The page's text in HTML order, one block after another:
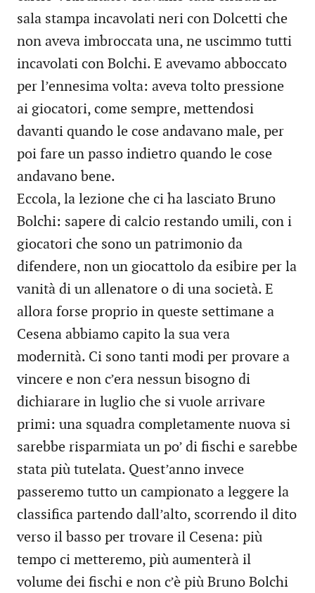
sala stampa incavolati neri con Dolcetti che
non aveva imbroccata una, ne uscimmo tutti
incavolati con Bolchi. E avevamo abboccato
per l’ennesima volta: aveva tolto pressione
ai giocatori, come sempre, mettendosi
davanti quando le cose andavano male, per
poi fare un passo indietro quando le cose
andavano bene.
Eccola, la lezione che ci ha lasciato Bruno
Bolchi: sapere di calcio restando umili, con i
giocatori che sono un patrimonio da
difendere, non un giocattolo da esibire per la
vanità di un allenatore o di una società. E
allora forse proprio in queste settimane a
Cesena abbiamo capito la sua vera
modernità. Ci sono tanti modi per provare a
vincere e non c’era nessun bisogno di
dichiarare in luglio che si vuole arrivare
primi: una squadra completamente nuova si
sarebbe risparmiata un po’ di fischi e sarebbe
stata più tutelata. Quest’anno invece
passeremo tutto un campionato a leggere la
classifica partendo dall’alto, scorrendo il dito
verso il basso per trovare il Cesena: più
tempo ci metteremo, più aumenterà il
volume dei fischi e non c’è più Bruno Bolchi